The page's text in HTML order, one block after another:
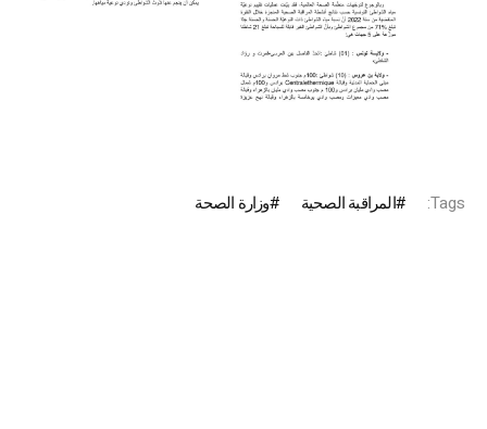
Tags: المراقبة الصحية وزارة الصحة